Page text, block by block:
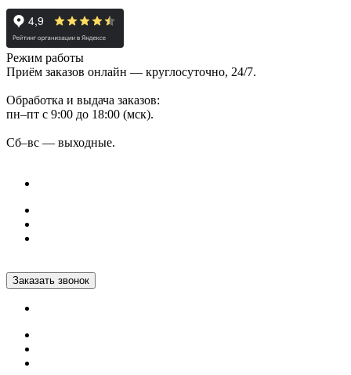
Режим работы
Приём заказов онлайн — круглосуточно, 24/7.
Обработка и выдача заказов:
пн–пт с 9:00 до 18:00 (мск).
Сб–вс — выходные.
Заказать звонок